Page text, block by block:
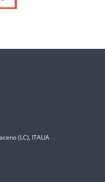
(LC), ITALIA